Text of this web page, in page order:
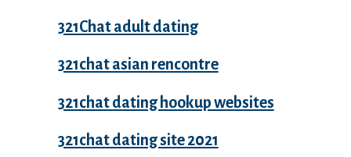
321Chat adult dating
321chat asian rencontre
321chat dating hookup websites
321chat dating site 2021